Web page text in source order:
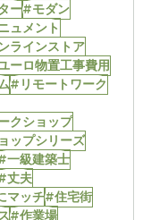
ー#モダン
ュメント
ラインストア
ーロ物置工事費用
#リモートワーク
クショップ
ップシリーズ
一級建築士
丈夫
マッチ#住宅街
#作業場